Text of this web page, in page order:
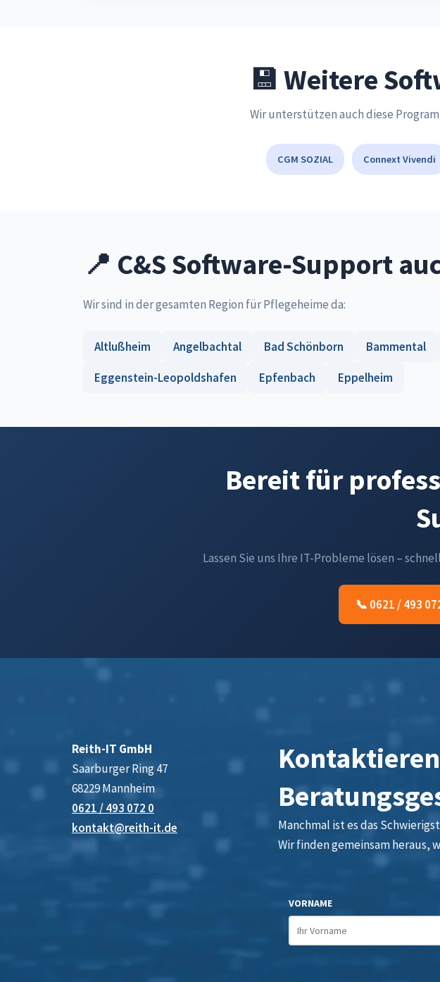
💾 Weitere
Wir unterstützen auch diese
CGM SOZIAL Connext Vivendi
📍 C&S Software-Support
Wir sind in der gesamten Region für Pflegeheime da:
Altlußheim Angelbachtal Bad Schönborn Bammental
Eggenstein-Leopoldshafen
Epfenbach Eppelheim
Bereit für
Lassen Sie uns Ihre IT-Probleme lösen –
📞 0621 / 493
Reith-IT GmbH
Saarburger Ring 47
68229 Mannheim
0621 / 493 072 0
kontakt@reith-it.de
Manchmal ist es das
Wir finden gemeinsam heraus,
VORNAME